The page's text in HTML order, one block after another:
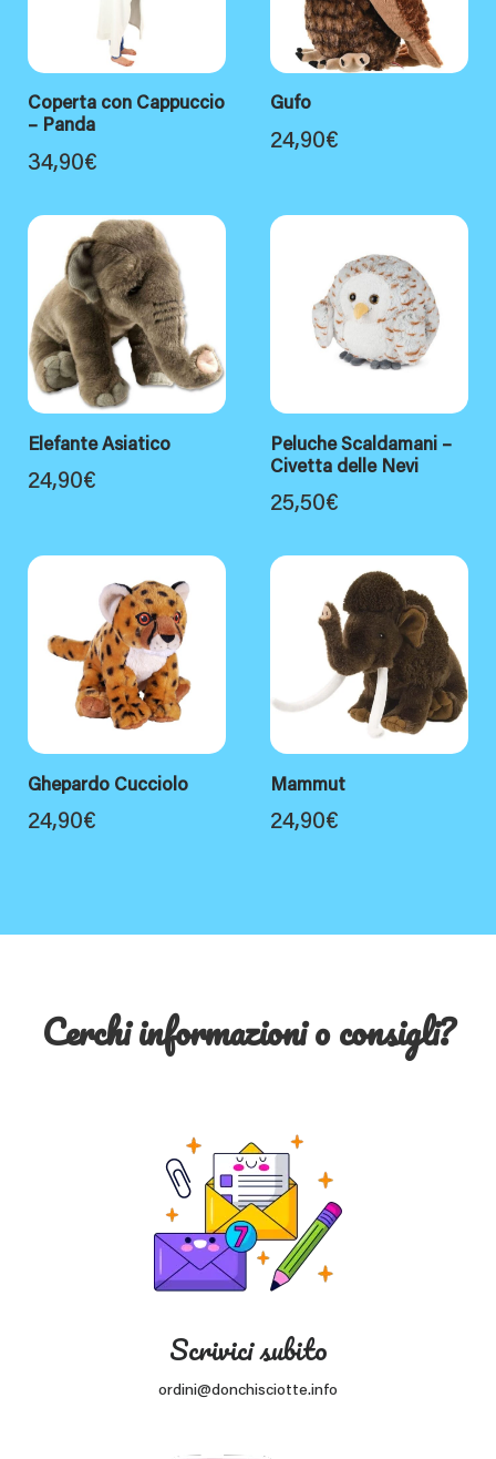
Coperta con Cappuccio
– Panda
34,90€
Gufo
24,90€
Elefante Asiatico
24,90€
Peluche Scaldamani –
Civetta delle Nevi
25,50€
Ghepardo Cucciolo
24,90€
Mammut
24,90€
Cerchi informazioni o consigli?
Scrivici subito
ordini@donchisciotte.info